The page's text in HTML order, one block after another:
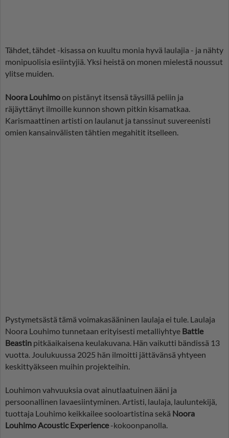
Tähdet, tähdet -kisassa on kuultu monia hyvä laulajia - ja nähty
monipuolisia esiintyjiä. Yksi heistä on monen mielestä noussut
ylitse muiden.
Noora Louhimoon pistänyt itsensä täysillä peliin ja
räjäyttänyt ilmoille kunnon shown pitkin kisamatkaa.
Karismaattinen artisti on laulanut ja tanssinut suvereenisti
omien kansainvälisten tähtien megahitit itselleen.
Pystymetsästä tämä voimakasääninen laulaja ei tule. Laulaja
Noora Louhimo tunnetaan erityisesti metalliyhtye Battle
Beastin pitkäaikaisena keulakuvana. Hän vaikutti bändissä 13
vuotta. Joulukuussa 2025 hän ilmoitti jättävänsä yhtyeen
keskittyäkseen muihin projekteihin.
Louhimon vahvuuksia ovat ainutlaatuinen ääni ja
persoonallinen lavaesiintyminen. Artisti, laulaja, lauluntekijä,
tuottaja Louhimo keikkailee sooloartistina sekä Noora
Louhimo Acoustic Experience-kokoonpanolla.